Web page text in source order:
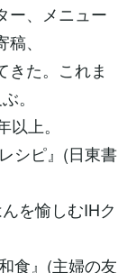
ー、メニュー
、
きた。これま
。
上。
シピ』(日東書
を愉しむIHク
食』(主婦の友